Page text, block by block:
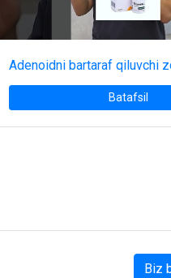
Adenoidni bartaraf qiluvchi
Batafsil
Biz